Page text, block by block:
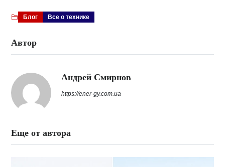
Блог Все о технике
Автор
Андрей Смирнов
https://ener-gy.com.ua
Еще от автора